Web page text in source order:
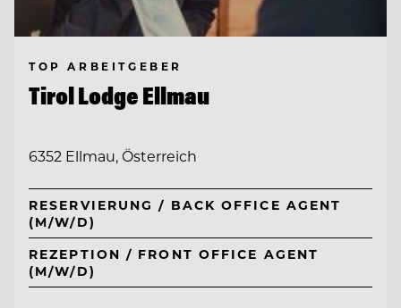
TOP ARBEITGEBER
Tirol Lodge Ellmau
6352 Ellmau, Österreich
RESERVIERUNG / BACK OFFICE AGENT
(M/W/D)
REZEPTION / FRONT OFFICE AGENT
(M/W/D)